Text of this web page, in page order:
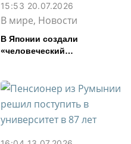
15:53 20.07.2026
В мире, Новости
В Японии создали
«человеческий